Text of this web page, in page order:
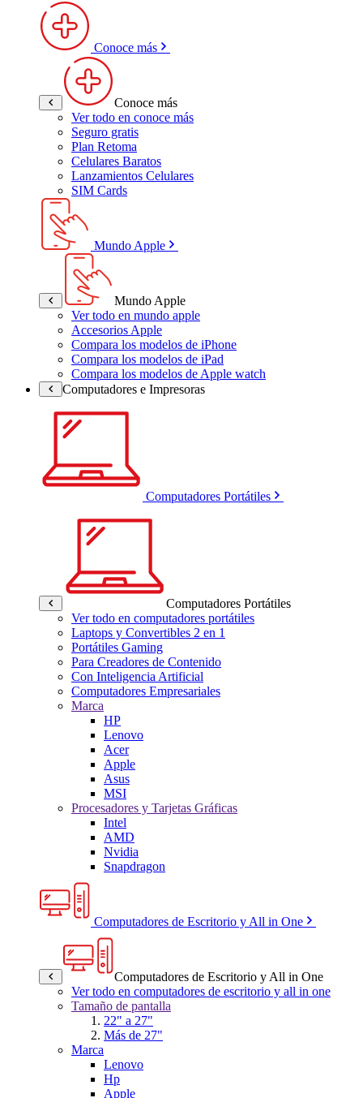
Conoce más
Conoce más
Ver todo en conoce más
Seguro gratis
Plan Retoma
Celulares Baratos
Lanzamientos Celulares
SIM Cards
Mundo Apple
Mundo Apple
Ver todo en mundo apple
Accesorios Apple
Compara los modelos de iPhone
Compara los modelos de iPad
Compara los modelos de Apple watch
Computadores e Impresoras
Computadores Portátiles
Computadores Portátiles
Ver todo en computadores portátiles
Laptops y Convertibles 2 en 1
Portátiles Gaming
Para Creadores de Contenido
Con Inteligencia Artificial
Computadores Empresariales
Marca
HP
Lenovo
Acer
Apple
Asus
MSI
Procesadores y Tarjetas Gráficas
Intel
AMD
Nvidia
Snapdragon
Computadores de Escritorio y All in One
Computadores de Escritorio y All in One
Ver todo en computadores de escritorio y all in one
Tamaño de pantalla
22" a 27"
Más de 27"
Marca
Lenovo
Hp
Apple